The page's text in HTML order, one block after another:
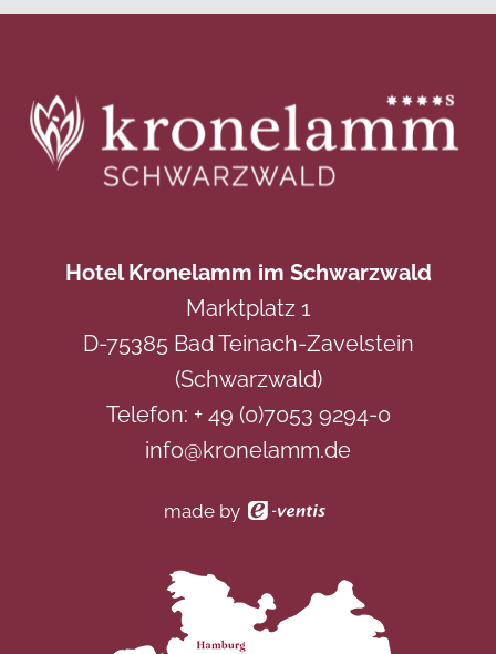
Hotel Kronelamm im Schwarzwald
Marktplatz 1
D-75385 Bad Teinach-Zavelstein
(Schwarzwald)
Telefon: + 49 (0)7053 9294-0
info@kronelamm.de
made by